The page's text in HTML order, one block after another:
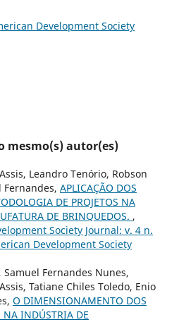
Development Society
mesmo(s) autor(es)
Leandro Tenório, Robson
Fernandes, APLICAÇÃO DOS
DE PROJETOS NA
DE BRINQUEDOS. ,
Society Journal: v. 4 n.
Development Society
Samuel Fernandes Nunes,
Tatiane Chiles Toledo, Enio
O DIMENSIONAMENTO DOS
NA INDÚSTRIA DE